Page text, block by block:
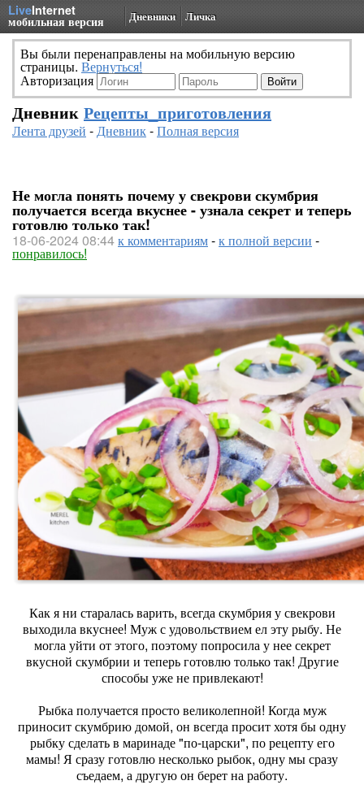
LiveInternet
мобильная версия Дневники Личка
Вы были перенаправлены на мобильную версию
страницы. Вернуться!
Авторизация
Дневник Рецепты_приготовления
Лента друзей -Дневник-Полная версия
Не могла понять почему у свекрови скумбрия
получается всегда вкуснее - узнала секрет и теперь
готовлю только так!
18-06-2024 08:44к комментариям-к полной версии -
понравилось!
Как я ни старалась варить, всегда скумбрия у свекрови
выходила вкуснее! Муж с удовольствием ел эту рыбу. Не
могла уйти от этого, поэтому попросила у нее секрет
вкусной скумбрии и теперь готовлю только так! Другие
способы уже не привлекают!
Рыбка получается просто великолепной! Когда муж
приносит скумбрию домой, он всегда просит хотя бы одну
рыбку сделать в маринаде "по-царски", по рецепту его
мамы! Я сразу готовлю несколько рыбок, одну мы сразу
съедаем, а другую он берет на работу.